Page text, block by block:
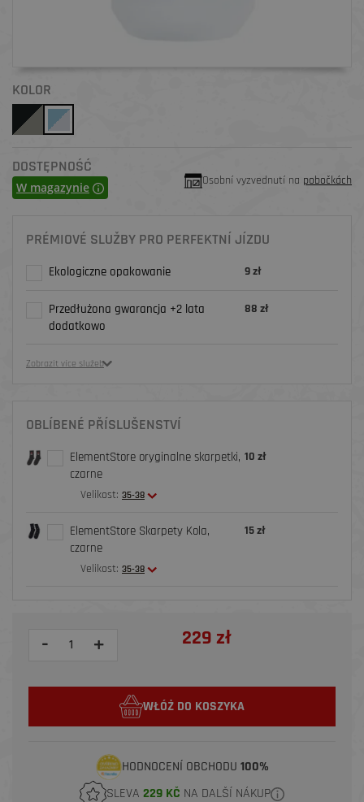
KOLOR
DOSTĘPNOŚĆ
W magazynie Osobní vyzvednutí na pobočkách
PRÉMIOVÉ SLUŽBY PRO PERFEKTNÍ JÍZDU
Ekologiczne opakowanie 9 zł
Przedłużona gwarancja +2 lata
dodatkowo
88 zł
Zobrazit více služeb
OBLÍBENÉ PŘÍSLUŠENSTVÍ
ElementStore oryginalne skarpetki,
czarne
Velikost: 35-38
10 zł
ElementStore Skarpety Kola,
czarne
Velikost: 35-38
15 zł
- + 229 zł
WŁÓŻ DO KOSZYKA
HODNOCENÍ OBCHODU 100%
SLEVA 229 KČ NA DALŠÍ NÁKUP